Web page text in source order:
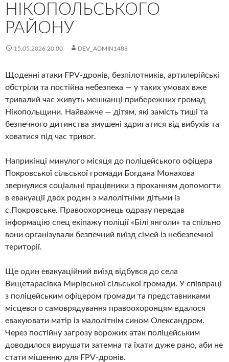
НІКОПОЛЬСЬКОГО
РАЙОНУ
15.05.2026 20:00 DEV_ADMIN1488
Щоденні атаки FPV-дронів, безпілотників, артилерійські
обстріли та постійна небезпека — у таких умовах вже
тривалий час живуть мешканці прибережних громад
Нікопольщини. Найважче — дітям, які замість тиші та
безпечного дитинства змушені здригатися від вибухів та
ховатися під час тривог.
Наприкінці минулого місяця до поліцейського офіцера
Покровської сільської громади Богдана Монахова
звернулися соціальні працівники з проханням допомогти
в евакуації двох родин з малолітніми дітьми із
с.Покровське. Правоохоронець одразу передав
інформацію спец екіпажу поліції «Білі янголи» та спільно
вони організували безпечний виїзд сімей із небезпечної
території.
Ще один евакуаційний виїзд відбувся до села
Вищетарасівка Мирівської сільської громади. У співпраці
з поліцейським офіцером громади та представниками
місцевого самоврядування правоохоронцям вдалося
евакуювати матір із малолітнім сином Олександром.
Через постійну загрозу ворожих атак поліцейським
доводилося вирушати затемна та їхати дуже рано, аби не
стати мішенню для FPV-дронів.